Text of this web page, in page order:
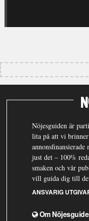
Nöjesguiden är
lita på att vi
just det – 100%
smaken och vår
vill guida dig till
ANSVARIG
Om